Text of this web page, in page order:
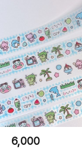
6,000